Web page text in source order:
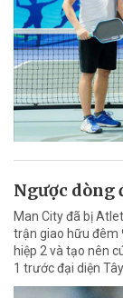
Ngược dòng
Man City đã bị
trận giao hữu đêm
hiệp 2 và tạo nên
1 trước đại diện